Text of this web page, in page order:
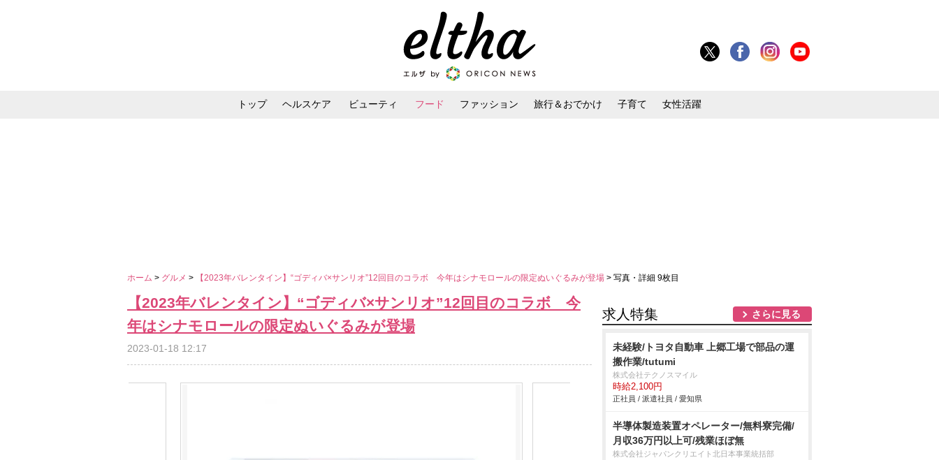
トップ ヘルスケア ビューティ フード ファッション 旅行＆おでかけ 子育て 女性活躍
ホーム > グルメ > 【2023年バレンタイン】“ゴディバ×サンリオ”12回目のコラボ 今年はシナモロールの限定ぬいぐるみが登場 > 写真・詳細 9枚目
【2023年バレンタイン】“ゴディバ×サンリオ”12回目のコラボ 今
年はシナモロールの限定ぬいぐるみが登場
2023-01-18 12:17
求人特集 さらに見る
未経験/トヨタ自動車 上郷工場で部品の運
搬作業/tutumi
株式会社テクノスマイル
時給2,100円
正社員 / 派遣社員 / 愛知県
半導体製造装置オペレーター/無料寮完備/
月収36万円以上可/残業ほぼ無
株式会社ジャパンクリエイト北日本事業統括部